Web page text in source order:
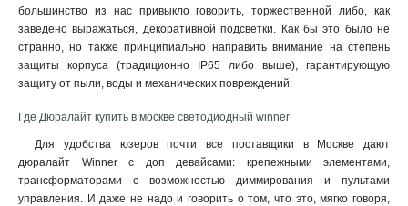
большинство из нас привыкло говорить, торжественной либо, как
заведено выражаться, декоративной подсветки. Как бы это было не
странно, но также принципиально направить внимание на степень
защиты корпуса (традиционно IP65 либо выше), гарантирующую
защиту от пыли, воды и механических повреждений.
Где Дюралайт купить в москве светодиодный winner
Для удобства юзеров почти все поставщики в Москве дают
дюралайт Winner с доп девайсами: крепежными элементами,
трансформаторами с возможностью диммирования и пультами
управления. И даже не надо и говорить о том, что это, мягко говоря,